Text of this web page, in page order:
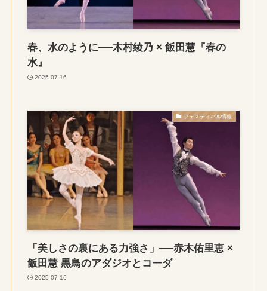
春、水のように──木村綾乃 × 飯田慧『春の
水』
2025-07-16
フェスティバル情報
「美しさの裏にある力強さ」──赤木佑里恵 ×
飯田慧 黒鳥のアダジオとコーダ
2025-07-16